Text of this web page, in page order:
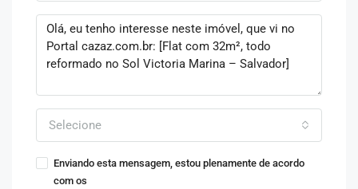
Selecione
Enviando esta mensagem, estou plenamente de acordo
com os